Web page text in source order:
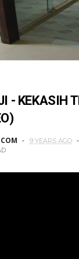
- KEKASIH
9 YEARS AGO